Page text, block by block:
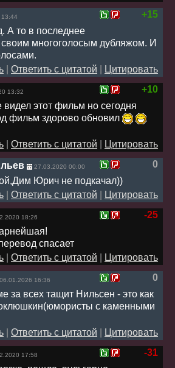
+15
А то в последнее
многоголосым дубляжом. И
Ответить с цитатой
Цитировать
+10
13:32
видел этот фильм но сегодня
фильм здорово обновил
Ответить с цитатой
Цитировать
0
27.03.2020 00:00
Юрич не подкачал))
Ответить с цитатой
Цитировать
-25
18:26
спасает
Ответить с цитатой
Цитировать
0
06.01.2026 16:36
за всех тащит Нильсен - это как
с каменными
Ответить с цитатой
Цитировать
-31
17:58